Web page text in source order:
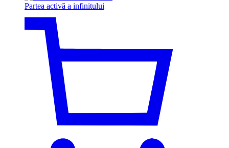
Partea activă a infinitului